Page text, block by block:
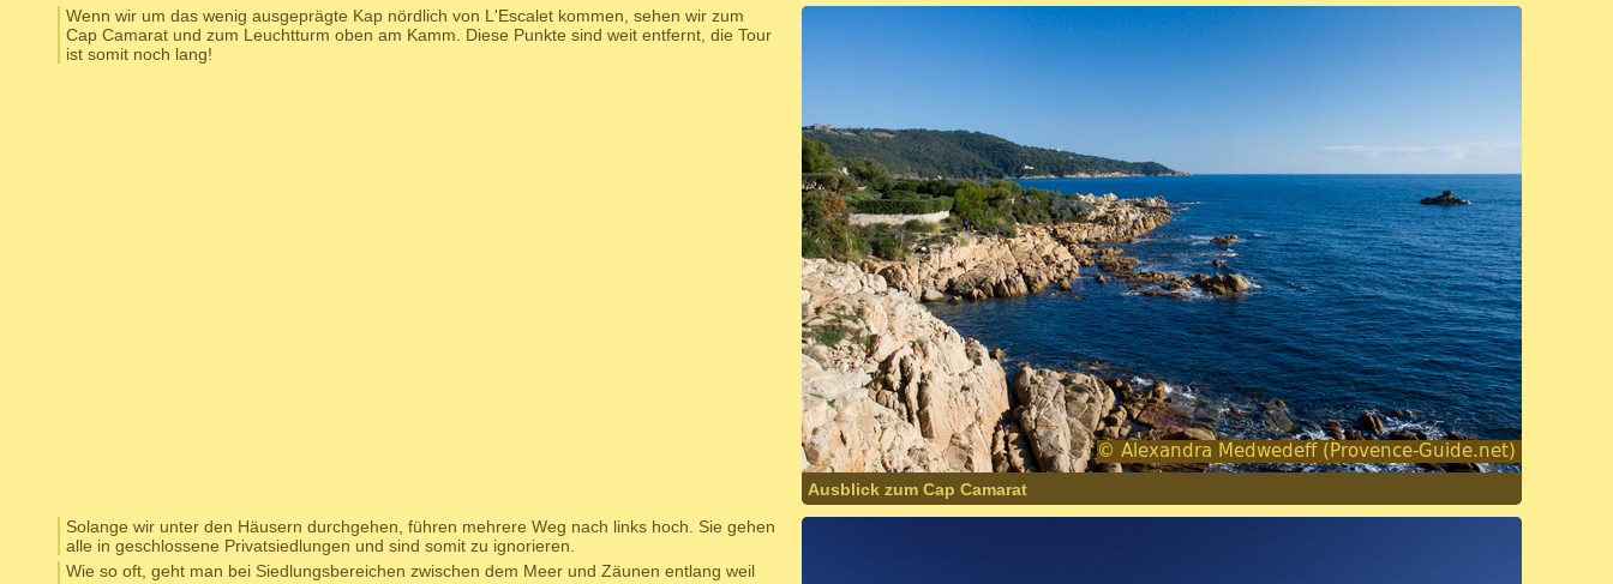
Wenn wir um das wenig ausgeprägte Kap nördlich von L'Escalet kommen, sehen wir zum
Cap Camarat und zum Leuchtturm oben am Kamm. Diese Punkte sind weit entfernt, die Tour
ist somit noch lang!
Ausblick zum Cap Camarat
Solange wir unter den Häusern durchgehen, führen mehrere Weg nach links hoch. Sie gehen
alle in geschlossene Privatsiedlungen und sind somit zu ignorieren.
Wie so oft, geht man bei Siedlungsbereichen zwischen dem Meer und Zäunen entlang weil